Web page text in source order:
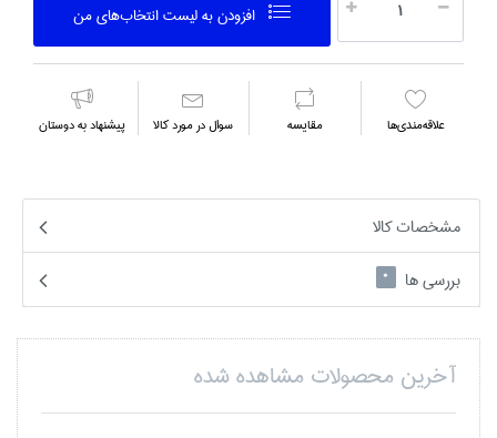
افزودن به ليست انتخاب‌هاي من
علاقه‌مندي‌ها مقايسه سوال در مورد كالا پیشنهاد به دوستان
مشخصات کالا
بررسی ها
0
آخرین محصولات مشاهده شده